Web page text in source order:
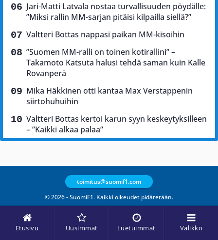
Etusivu Uusimmat Luetuimmat Valikko
Jari-Matti Latvala nostaa turvallisuuden pöydälle:
”Miksi rallin MM-sarjan pitäisi kilpailla siellä?”
Valtteri Bottas nappasi paikan MM-kisoihin
”Suomen MM-ralli on toinen kotirallini” –
Takamoto Katsuta halusi tehdä saman kuin Kalle
Rovanperä
Mika Häkkinen otti kantaa Max Verstappenin
siirtohuhuihin
Valtteri Bottas kertoi karun syyn keskeytyksilleen
– ”Kaikki alkaa palaa”
© 2026 - SuomiF1. Kaikki oikeudet pidätetään.
toimitus@suomif1.com